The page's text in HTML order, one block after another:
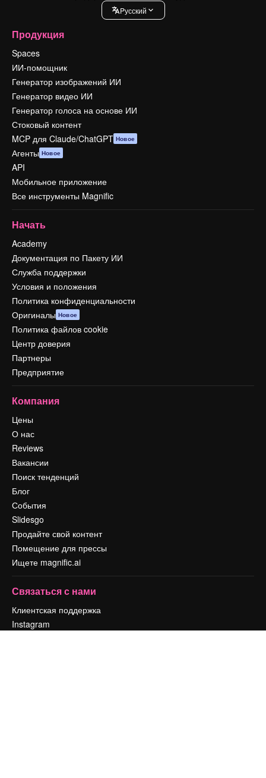
Pусский
Продукция
Spaces
ИИ-помощник
Генератор изображений ИИ
Генератор видео ИИ
Генератор голоса на основе ИИ
Стоковый контент
MCP для Claude/ChatGPT Новое
Агенты Новое
API
Мобильное приложение
Все инструменты Magnific
Начать
Academy
Документация по Пакету ИИ
Служба поддержки
Условия и положения
Политика конфиденциальности
Оригиналы Новое
Политика файлов cookie
Центр доверия
Партнеры
Предприятие
Компания
Цены
О нас
Reviews
Вакансии
Поиск тенденций
Блог
События
Slidesgo
Продайте свой контент
Помещение для прессы
Ищете magnific.ai
Связаться с нами
Клиентская поддержка
Instagram